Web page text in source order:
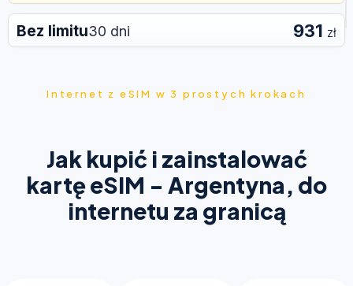
Bez limitu30 dni 931 zł
Internet z eSIM w 3 prostych krokach
Jak kupić i zainstalować
kartę eSIM - Argentyna, do
internetu za granicą